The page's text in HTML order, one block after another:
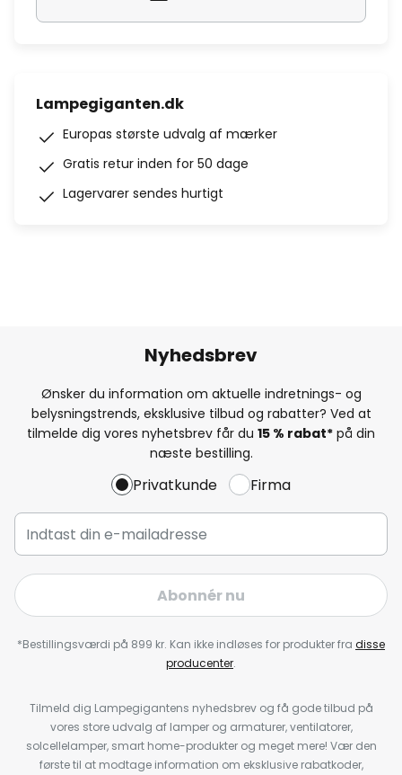
Lampegiganten.dk
Europas største udvalg af mærker
Gratis retur inden for 50 dage
Lagervarer sendes hurtigt
Nyhedsbrev
Ønsker du information om aktuelle indretnings- og
belysningstrends, eksklusive tilbud og rabatter? Ved at
tilmelde dig vores nyhetsbrev får du 15 % rabat* på din
næste bestilling.
Privatkunde Firma
Abonnér nu
*Bestillingsværdi på 899 kr. Kan ikke indløses for produkter fra disse
producenter.
Tilmeld dig Lampegigantens nyhedsbrev og få gode tilbud på
vores store udvalg af lamper og armaturer, ventilatorer,
solcellelamper, smart home-produkter og meget mere! Vær den
første til at modtage information om eksklusive rabatkoder,